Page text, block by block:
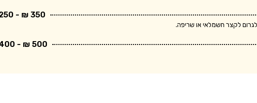
350 ₪ - 250 ₪
לקצר חשמלאי או שריפה.
500 ₪ - 400 ₪